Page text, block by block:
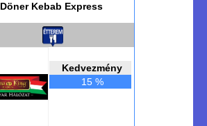
Döner Kebab Express
Kedvezmény
15 %